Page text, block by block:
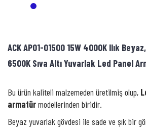
ACK AP01-01500 15W 4000K Ilık
6500K Sıva Altı Yuvarlak Led Panel
Bu ürün kaliteli malzemeden üretilmiş olup,
armatürmodellerinden biridir.
Beyaz yuvarlak gövdesi ile sade ve şık bir